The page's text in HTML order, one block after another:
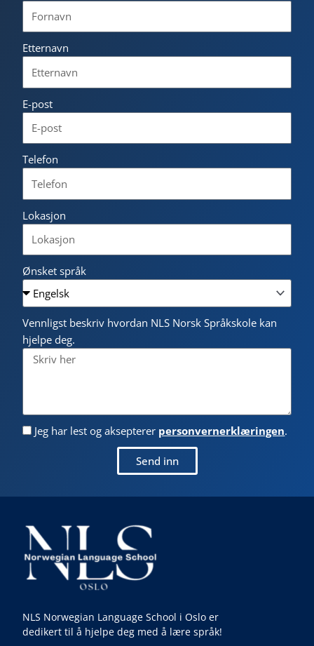
Etternavn
E-post
Telefon
Lokasjon
Ønsket språk
Vennligst beskriv hvordan NLS Norsk Språkskole kan
hjelpe deg.
Jeg har lest og aksepterer personvernerklæringen.
Send inn
NLS Norwegian Language School i Oslo er
dedikert til å hjelpe deg med å lære språk!